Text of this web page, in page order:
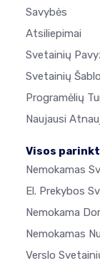
Savybės
Atsiliepimai
Svetainių
Svetainių
Programėlių
Naujausi
Visos
Nemokamas
El. Prekybos
Nemokama
Nemokamas
Verslo